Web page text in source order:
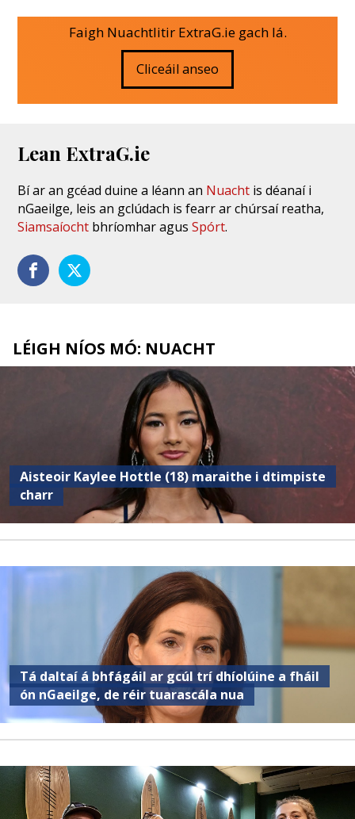
Faigh Nuachtlitir ExtraG.ie gach lá.
Cliceáil anseo
Lean ExtraG.ie
Bí ar an gcéad duine a léann an Nuacht is déanaí i
nGaeilge, leis an gclúdach is fearr ar chúrsaí reatha,
Siamsaíocht bhríomhar agusSpórt.
LÉIGH NÍOS MÓ: NUACHT
Aisteoir Kaylee Hottle (18) maraithe i dtimpiste
charr
Tá daltaí á bhfágáil ar gcúl trí dhíolúine a fháil
ón nGaeilge, de réir tuarascála nua